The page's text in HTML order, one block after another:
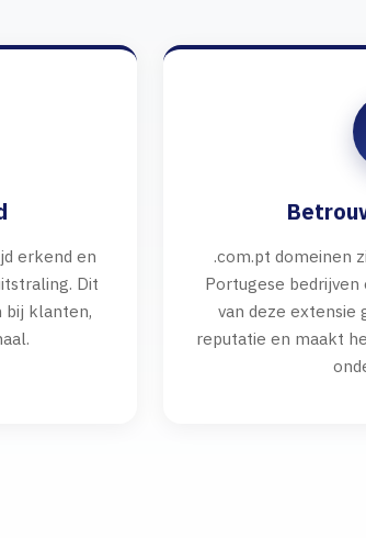
erkend en
Dit
bij klanten,
.com.pt domeinen
Portugese bedrijven
van deze
reputatie en maakt